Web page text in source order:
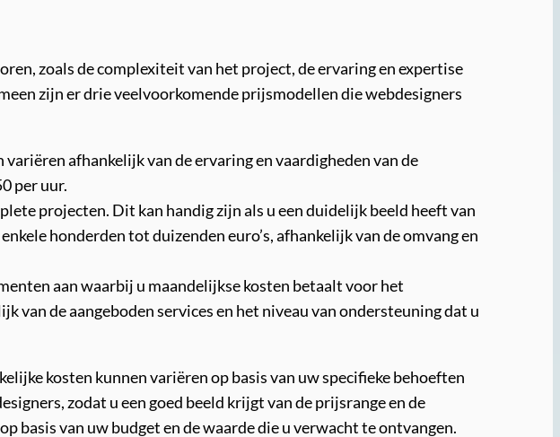
zoals de complexiteit van het project, de ervaring en expertise
zijn er drie veelvoorkomende prijsmodellen die webdesigners
afhankelijk van de ervaring en vaardigheden van de
per uur.
projecten. Dit kan handig zijn als u een duidelijk beeld heeft van
honderden tot duizenden euro’s, afhankelijk van de omvang en
aan waarbij u maandelijkse kosten betaalt voor het
van de aangeboden services en het niveau van ondersteuning dat u
kosten kunnen variëren op basis van uw specifieke behoeften
zodat u een goed beeld krijgt van de prijsrange en de
basis van uw budget en de waarde die u verwacht te ontvangen.